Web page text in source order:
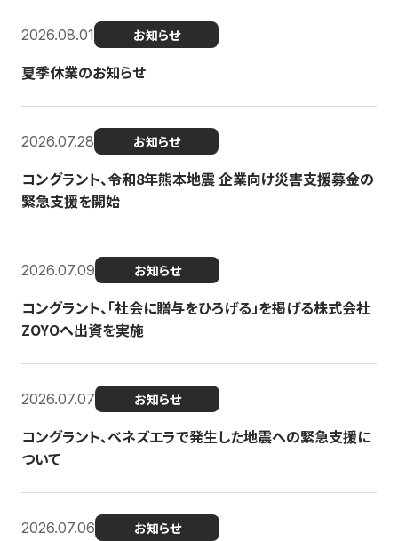
2026.08.01 お知らせ
夏季休業のお知らせ
2026.07.28 お知らせ
コングラント、令和8年熊本地震 企業向け災害支援募金の
緊急支援を開始
2026.07.09 お知らせ
コングラント、「社会に贈与をひろげる」を掲げる株式会社
ZOYOへ出資を実施
2026.07.07 お知らせ
コングラント、ベネズエラで発生した地震への緊急支援に
ついて
2026.07.06 お知らせ